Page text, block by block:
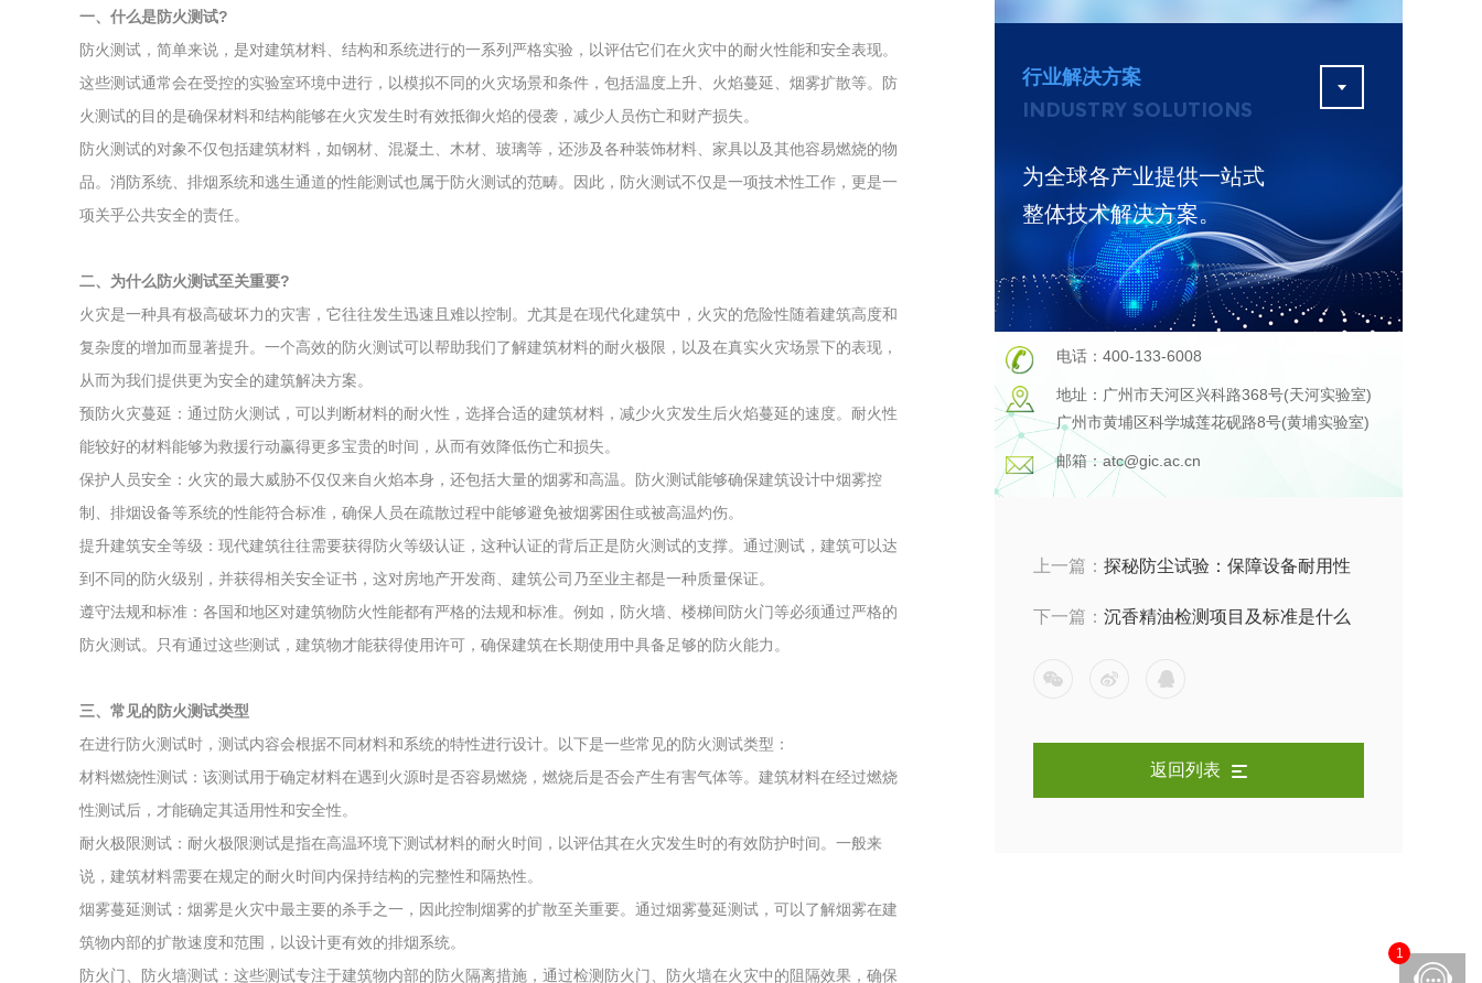
一、什么是防火测试?
防火测试，简单来说，是对建筑材料、结构和系统进行的一系列严格实验，以评估它们在火灾中的耐火性能和安全表现。
这些测试通常会在受控的实验室环境中进行，以模拟不同的火灾场景和条件，包括温度上升、火焰蔓延、烟雾扩散等。防
火测试的目的是确保材料和结构能够在火灾发生时有效抵御火焰的侵袭，减少人员伤亡和财产损失。
防火测试的对象不仅包括建筑材料，如钢材、混凝土、木材、玻璃等，还涉及各种装饰材料、家具以及其他容易燃烧的物
品。消防系统、排烟系统和逃生通道的性能测试也属于防火测试的范畴。因此，防火测试不仅是一项技术性工作，更是一
项关乎公共安全的责任。
二、为什么防火测试至关重要?
火灾是一种具有极高破坏力的灾害，它往往发生迅速且难以控制。尤其是在现代化建筑中，火灾的危险性随着建筑高度和
复杂度的增加而显著提升。一个高效的防火测试可以帮助我们了解建筑材料的耐火极限，以及在真实火灾场景下的表现，
从而为我们提供更为安全的建筑解决方案。
预防火灾蔓延：通过防火测试，可以判断材料的耐火性，选择合适的建筑材料，减少火灾发生后火焰蔓延的速度。耐火性
能较好的材料能够为救援行动赢得更多宝贵的时间，从而有效降低伤亡和损失。
保护人员安全：火灾的最大威胁不仅仅来自火焰本身，还包括大量的烟雾和高温。防火测试能够确保建筑设计中烟雾控
制、排烟设备等系统的性能符合标准，确保人员在疏散过程中能够避免被烟雾困住或被高温灼伤。
提升建筑安全等级：现代建筑往往需要获得防火等级认证，这种认证的背后正是防火测试的支撑。通过测试，建筑可以达
到不同的防火级别，并获得相关安全证书，这对房地产开发商、建筑公司乃至业主都是一种质量保证。
遵守法规和标准：各国和地区对建筑物防火性能都有严格的法规和标准。例如，防火墙、楼梯间防火门等必须通过严格的
防火测试。只有通过这些测试，建筑物才能获得使用许可，确保建筑在长期使用中具备足够的防火能力。
三、常见的防火测试类型
在进行防火测试时，测试内容会根据不同材料和系统的特性进行设计。以下是一些常见的防火测试类型：
材料燃烧性测试：该测试用于确定材料在遇到火源时是否容易燃烧，燃烧后是否会产生有害气体等。建筑材料在经过燃烧
性测试后，才能确定其适用性和安全性。
耐火极限测试：耐火极限测试是指在高温环境下测试材料的耐火时间，以评估其在火灾发生时的有效防护时间。一般来
说，建筑材料需要在规定的耐火时间内保持结构的完整性和隔热性。
烟雾蔓延测试：烟雾是火灾中最主要的杀手之一，因此控制烟雾的扩散至关重要。通过烟雾蔓延测试，可以了解烟雾在建
筑物内部的扩散速度和范围，以设计更有效的排烟系统。
防火门、防火墙测试：这些测试专注于建筑物内部的防火隔离措施，通过检测防火门、防火墙在火灾中的阻隔效果，确保
行业解决方案
INDUSTRY SOLUTIONS
为全球各产业提供一站式
整体技术解决方案。
电话：400-133-6008
地址：广州市天河区兴科路368号(天河实验室)
广州市黄埔区科学城莲花砚路8号(黄埔实验室)
邮箱：atc@gic.ac.cn
上一篇： 探秘防尘试验：保障设备耐用性
的关键环节
下一篇： 沉香精油检测项目及标准是什么
返回列表
1